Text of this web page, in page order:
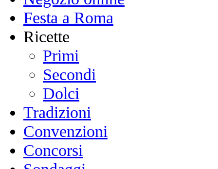
Festa a Roma
Ricette
Primi
Secondi
Dolci
Tradizioni
Convenzioni
Concorsi